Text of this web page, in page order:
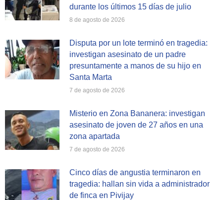
durante los últimos 15 días de julio
8 de agosto de 2026
Disputa por un lote terminó en tragedia:
investigan asesinato de un padre
presuntamente a manos de su hijo en
Santa Marta
7 de agosto de 2026
Misterio en Zona Bananera: investigan
asesinato de joven de 27 años en una
zona apartada
7 de agosto de 2026
Cinco días de angustia terminaron en
tragedia: hallan sin vida a administrador
de finca en Pivijay